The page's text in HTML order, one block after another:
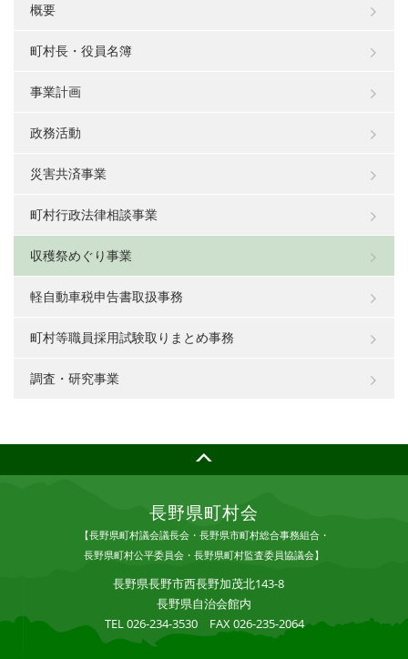
概要
町村長・役員名簿
事業計画
政務活動
災害共済事業
町村行政法律相談事業
収穫祭めぐり事業
軽自動車税申告書取扱事務
町村等職員採用試験取りまとめ事務
調査・研究事業
長野県町村会
【長野県町村議会議長会・長野県市町村総合事務組合・
長野県町村公平委員会・長野県町村監査委員協議会】
長野県長野市西長野加茂北143-8
長野県自治会館内
TEL 026-234-3530 FAX 026-235-2064